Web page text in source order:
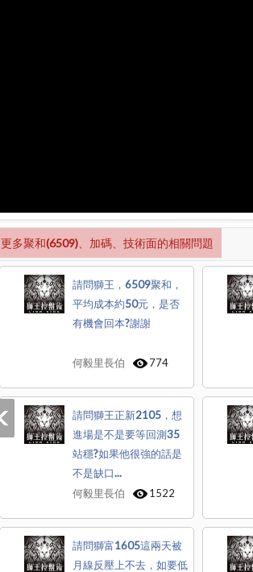
更多聚和(6509)、加碼、技術面的相關問題
請問獅王，6509聚和，
平均成本約50元，是否
有機會回本?謝謝
何毅里長伯 774
請問獅王正新2105，想
進場是不是要等回測35
站穩?如果他很強的話是
不是缺口...
何毅里長伯
1522
請問獅富1605這兩天被
月線反壓上不去，如要低